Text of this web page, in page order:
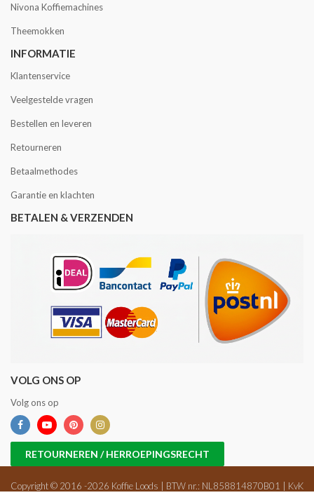
Nivona Koffiemachines
Theemokken
INFORMATIE
Klantenservice
Veelgestelde vragen
Bestellen en leveren
Retourneren
Betaalmethodes
Garantie en klachten
BETALEN & VERZENDEN
VOLG ONS OP
Volg ons op
RETOURNEREN / HERROEPINGSRECHT
Copyright © 2016 -2026 Koffie Loods | BTW nr.: NL858814870B01 | KvK